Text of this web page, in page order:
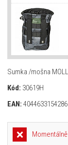
Sumka /mošna
Kód: 30619H
EAN: 4044633154286